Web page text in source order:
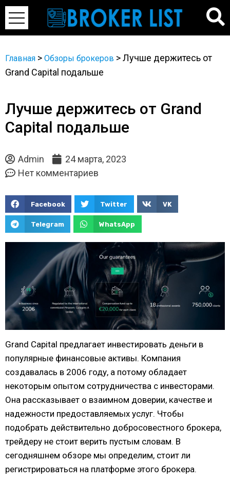
Главная > Обзоры брокеров >Лучше держитесь от
Grand Capital подальше
Лучше держитесь от Grand
Capital подальше
Admin
24 марта, 2023
Нет комментариев
Facebook Twitter VK
Telegram WhatsApp
Grand Capital предлагает инвестировать деньги в
популярные финансовые активы. Компания
создавалась в 2006 году, а потому обладает
некоторым опытом сотрудничества с инвесторами.
Она рассказывает о взаимном доверии, качестве и
надежности предоставляемых услуг. Чтобы
подобрать действительно добросовестного брокера,
трейдеру не стоит верить пустым словам. В
сегодняшнем обзоре мы определим, стоит ли
регистрироваться на платформе этого брокера.